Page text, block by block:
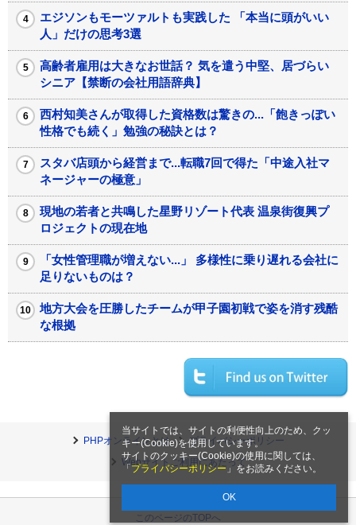
当サイトでは、サイトの利便性向上のため、クッ
キー(Cookie)を使用しています。
サイトのクッキー(Cookie)の使用に関しては、
「 プライバシーポリシー 」をお読みください。
OK
エジソンもモーツァルトも実践した 「本当に頭がいい
人」だけの思考3選
高齢者雇用は大きなお世話？ 気を遣う中堅、居づらい
シニア【禁断の会社用語辞典】
西村知美さんが取得した資格数は驚きの...「飽きっぽい
性格でも続く」勉強の秘訣とは？
スタバ店頭から経営まで...転職7回で得た「中途入社マ
ネージャーの極意」
現地の若者と共鳴した星野リゾート代表 温泉街復興プ
ロジェクトの現在地
「女性管理職が増えない...」 多様性に乗り遅れる会社に
足りないものは？
地方大会を圧勝したチームが甲子園初戦で姿を消す残酷
な根拠
PHPオンラインとは
プライバシーポリシー
Webサイトご利用にあたって
このページのTOPへ